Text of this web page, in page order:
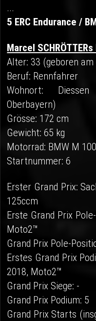
...
5 ERC Endurance /
Marcel
Alter: 33 (geboren
Beruf: Rennfahrer
Wohnort:
Oberbayern)
Grösse: 172 cm
Gewicht: 65 kg
Motorrad: BMW M
Startnummer: 6
Erster Grand Prix:
125ccm
Erste Grand Prix
Moto2™
Grand Prix Pole-
Erstes Grand Prix
2018, Moto2™
Grand Prix Siege: -
Grand Prix Podium: 5
Grand Prix Starts